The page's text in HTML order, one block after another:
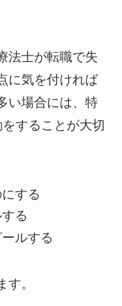
法士が転職で失
に気を付ければ
い場合には、特
することが大切
する
る
ルする
。